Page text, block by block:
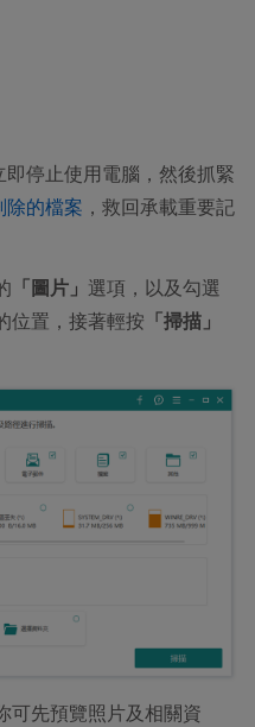
停止使用電腦，然後抓緊
除的檔案 ，救回承載重要記
「圖片」 選項，以及勾選
位置，接著輕按 「掃描」
可先預覽照片及相關資